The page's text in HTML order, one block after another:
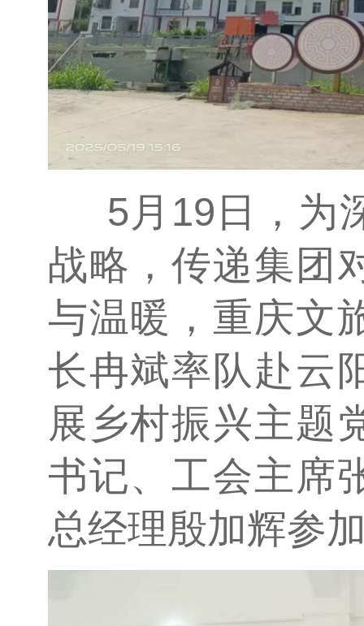
5月19日，为
战略，传递集团
与温暖，重庆文
长冉斌率队赴云
展乡村振兴主题
书记、工会主席
总经理殷加辉参